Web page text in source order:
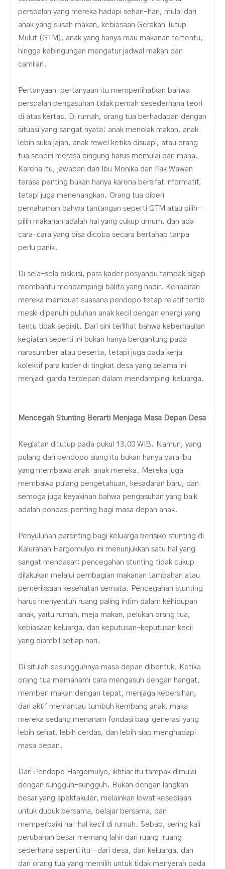
persoalan yang mereka hadapi sehari-hari, mulai dari
anak yang susah makan, kebiasaan Gerakan Tutup
Mulut (GTM), anak yang hanya mau makanan tertentu,
hingga kebingungan mengatur jadwal makan dan
camilan.
Pertanyaan-pertanyaan itu memperlihatkan bahwa
persoalan pengasuhan tidak pernah sesederhana teori
di atas kertas. Di rumah, orang tua berhadapan dengan
situasi yang sangat nyata: anak menolak makan, anak
lebih suka jajan, anak rewel ketika disuapi, atau orang
tua sendiri merasa bingung harus memulai dari mana.
Karena itu, jawaban dari Ibu Monika dan Pak Wawan
terasa penting bukan hanya karena bersifat informatif,
tetapi juga menenangkan. Orang tua diberi
pemahaman bahwa tantangan seperti GTM atau pilih-
pilih makanan adalah hal yang cukup umum, dan ada
cara-cara yang bisa dicoba secara bertahap tanpa
perlu panik.
Di sela-sela diskusi, para kader posyandu tampak sigap
membantu mendampingi balita yang hadir. Kehadiran
mereka membuat suasana pendopo tetap relatif tertib
meski dipenuhi puluhan anak kecil dengan energi yang
tentu tidak sedikit. Dari sini terlihat bahwa keberhasilan
kegiatan seperti ini bukan hanya bergantung pada
narasumber atau peserta, tetapi juga pada kerja
kolektif para kader di tingkat desa yang selama ini
menjadi garda terdepan dalam mendampingi keluarga.
Mencegah Stunting Berarti Menjaga Masa Depan Desa
Kegiatan ditutup pada pukul 13.00 WIB. Namun, yang
pulang dari pendopo siang itu bukan hanya para ibu
yang membawa anak-anak mereka. Mereka juga
membawa pulang pengetahuan, kesadaran baru, dan
semoga juga keyakinan bahwa pengasuhan yang baik
adalah pondasi penting bagi masa depan anak.
Penyuluhan parenting bagi keluarga berisiko stunting di
Kalurahan Hargomulyo ini menunjukkan satu hal yang
sangat mendasar: pencegahan stunting tidak cukup
dilakukan melalui pembagian makanan tambahan atau
pemeriksaan kesehatan semata. Pencegahan stunting
harus menyentuh ruang paling intim dalam kehidupan
anak, yaitu rumah, meja makan, pelukan orang tua,
kebiasaan keluarga, dan keputusan-keputusan kecil
yang diambil setiap hari.
Di situlah sesungguhnya masa depan dibentuk. Ketika
orang tua memahami cara mengasuh dengan hangat,
memberi makan dengan tepat, menjaga kebersihan,
dan aktif memantau tumbuh kembang anak, maka
mereka sedang menanam fondasi bagi generasi yang
lebih sehat, lebih cerdas, dan lebih siap menghadapi
masa depan.
Dari Pendopo Hargomulyo, ikhtiar itu tampak dimulai
dengan sungguh-sungguh. Bukan dengan langkah
besar yang spektakuler, melainkan lewat kesediaan
untuk duduk bersama, belajar bersama, dan
memperbaiki hal-hal kecil di rumah. Sebab, sering kali
perubahan besar memang lahir dari ruang-ruang
sederhana seperti itu—dari desa, dari keluarga, dan
dari orang tua yang memilih untuk tidak menyerah pada